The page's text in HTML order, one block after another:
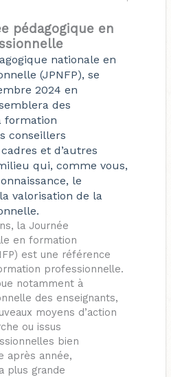
pédagogique en
nationale en
(JPNFP), se
2024 en
des
formation
conseillers
et d’autres
qui, comme vous,
le
valorisation de la
la Journée
en formation
est une référence
professionnelle.
notamment à
des enseignants,
moyens d’action
ou issus
bien
après année,
plus grande